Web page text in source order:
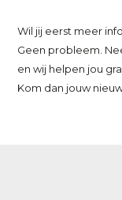
Wil jij eerst meer
Geen probleem.
en wij helpen jou
Kom dan jouw